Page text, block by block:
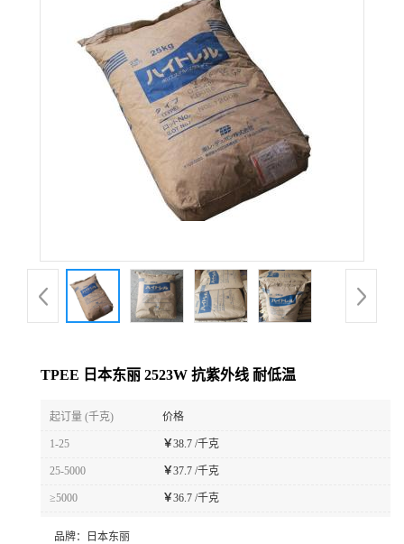
TPEE 日本东丽 2523W 抗紫外线 耐低温
起订量 (千克) 价格
1-25 ￥38.7 /千克
25-5000 ￥37.7 /千克
≥5000 ￥36.7 /千克
品牌：
日本东丽